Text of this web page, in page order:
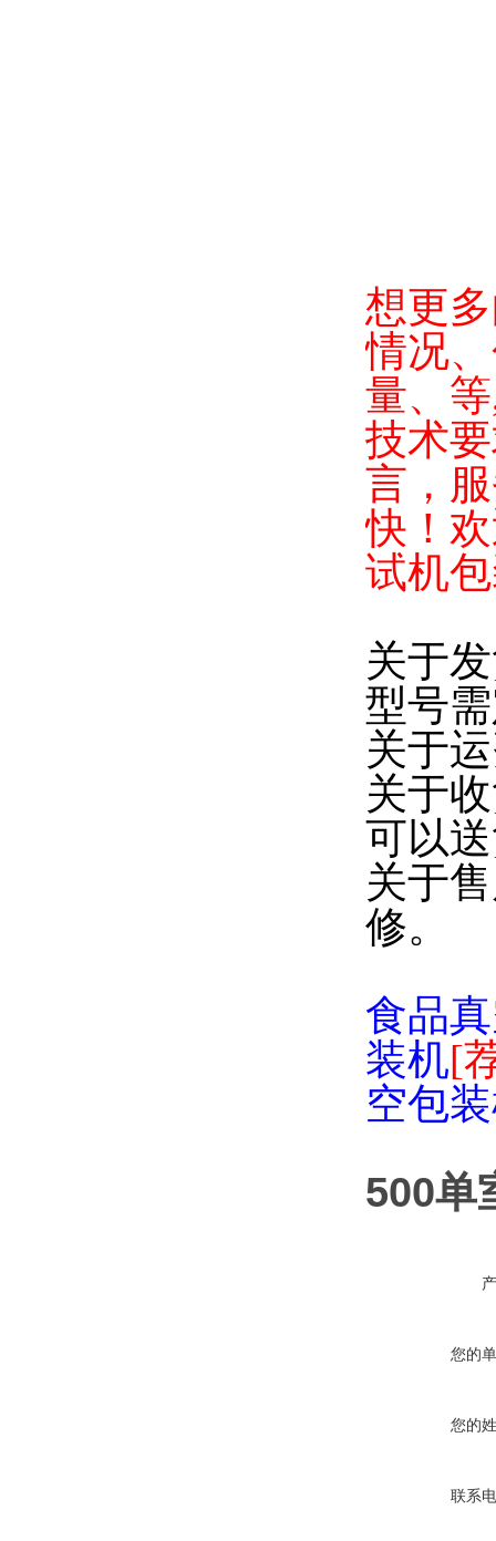
想更
情况
量、
技术
言，
快！
试机
关于
型号
关于
关于
可以
关于
修。
食品
装机[
空包
500单
您的
您的
联系